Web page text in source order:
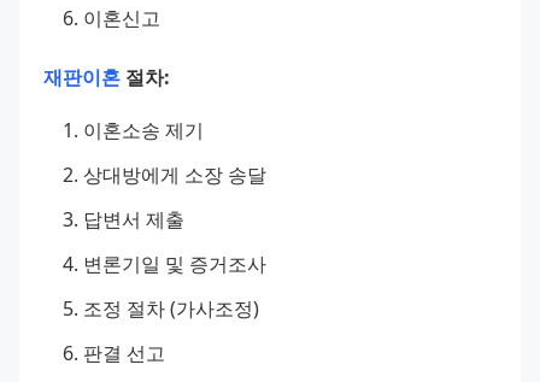
이혼신고
재판이혼 절차:
이혼소송 제기
상대방에게 소장 송달
답변서 제출
변론기일 및 증거조사
조정 절차 (가사조정)
판결 선고